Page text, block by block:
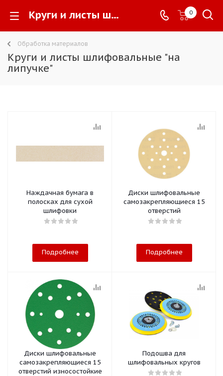
Круги и листы шлифовальные "на липучке" - 0
Обработка материалов
Круги и листы шлифовальные "на
липучке"
Наждачная бумага в
полосках для сухой
шлифовки
Подробнее
Диски шлифовальные
самозакрепляющиеся 15
отверстий
Подробнее
Диски шлифовальные
самозакрепляющиеся 15
отверстий износостойкие
Подошва для
шлифовальных кругов